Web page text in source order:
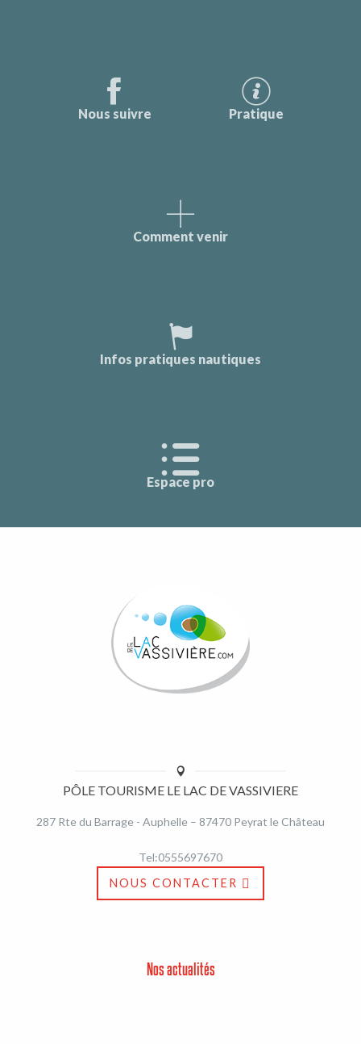
Nous suivre Pratique
Comment venir
Infos pratiques nautiques
Espace pro
PÔLE TOURISME LE LAC DE VASSIVIERE
287 Rte du Barrage - Auphelle – 87470 Peyrat le Château
Tel:0555697670
NOUS CONTACTER
Nos actualités